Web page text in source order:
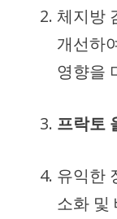
체지방
개선하
영향을
프락토
유익한
소화 및